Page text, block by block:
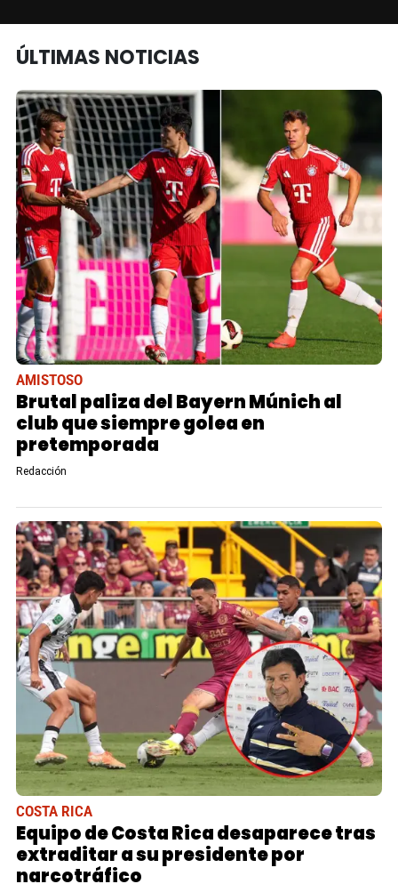
ÚLTIMAS NOTICIAS
AMISTOSO
Brutal paliza del Bayern Múnich al
club que siempre golea en
pretemporada
Redacción
COSTA RICA
Equipo de Costa Rica desaparece tras
extraditar a su presidente por
narcotráfico